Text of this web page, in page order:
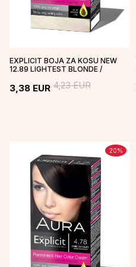
EXPLICIT BOJA ZA KOSU NEW
12.89 LIGHTEST BLONDE /
3,38 EUR 4,23EUR
20%